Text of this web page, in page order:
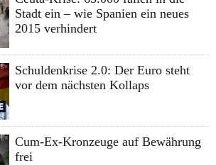
Stadt ein – wie Spanien ein neues
2015 verhindert
Schuldenkrise 2.0: Der Euro steht
vor dem nächsten Kollaps
Cum-Ex-Kronzeuge auf Bewährung
frei